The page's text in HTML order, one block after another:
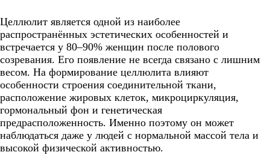
Целлюлит является одной из наиболее
распространённых эстетических особенностей и
встречается у 80–90% женщин после полового
созревания. Его появление не всегда связано с лишним
весом. На формирование целлюлита влияют
особенности строения соединительной ткани,
расположение жировых клеток, микроциркуляция,
гормональный фон и генетическая
предрасположенность. Именно поэтому он может
наблюдаться даже у людей с нормальной массой тела и
высокой физической активностью.